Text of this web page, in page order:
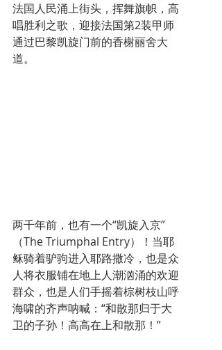
法国人民涌上街头，挥舞旗帜，高
唱胜利之歌，迎接法国第2装甲师
通过巴黎凯旋门前的香榭丽舍大
道。
两千年前，也有一个“凯旋入京”
（The Triumphal Entry）！当耶
稣骑着驴驹进入耶路撒冷，也是众
人将衣服铺在地上人潮汹涌的欢迎
群众，也是人们手摇着棕树枝山呼
海啸的齐声呐喊：“和散那归于大
卫的子孙！高高在上和散那！”